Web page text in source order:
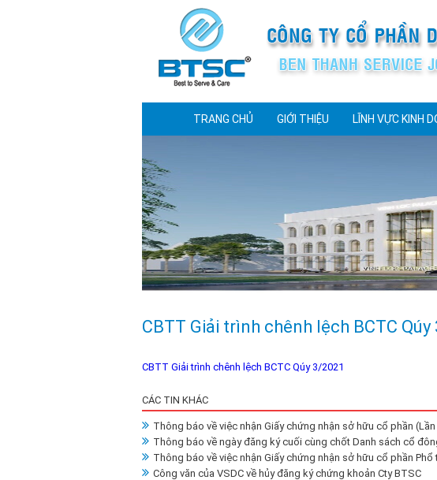
TRANG CHỦ GIỚI THIỆU LĨNH VỰC KINH
CBTT Giải trình chênh lệch BCTC Qúy
CBTT Giải trình chênh lệch BCTC Qúy 3/2021
CÁC TIN KHÁC
Thông báo về việc nhận Giấy chứng nhận sở hữu cổ phần (Lần
Thông báo về ngày đăng ký cuối cùng chốt Danh sách cổ
Thông báo về việc nhận Giấy chứng nhận sở hữu cổ phần Phổ
Công văn của VSDC về hủy đăng ký chứng khoản Cty BTSC